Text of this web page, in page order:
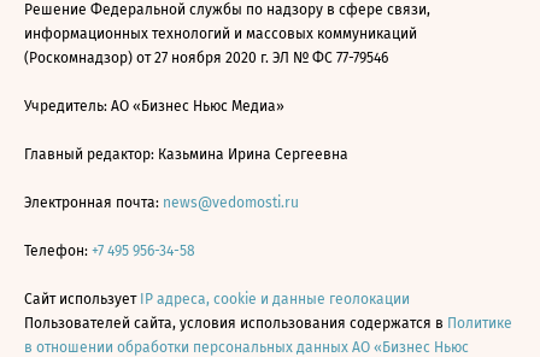
Решение Федеральной службы по надзору в сфере связи,
информационных технологий и массовых коммуникаций
(Роскомнадзор) от 27 ноября 2020 г. ЭЛ № ФС 77-79546
Учредитель: АО «Бизнес Ньюс Медиа»
Главный редактор: Казьмина Ирина Сергеевна
Электронная почта: news@vedomosti.ru
Телефон: +7 495 956-34-58
Сайт использует IP адреса, cookie и данные геолокации
Пользователей сайта, условия использования содержатся в Политике
в отношении обработки персональных данных АО «Бизнес Ньюс